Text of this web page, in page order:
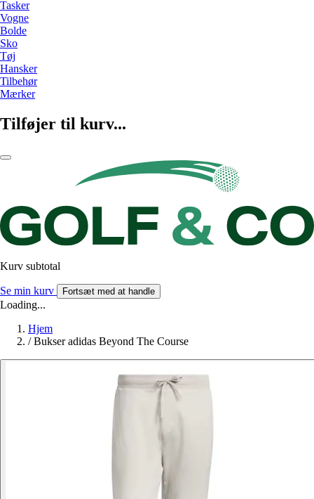
Tasker
Vogne
Bolde
Sko
Tøj
Hansker
Tilbehør
Mærker
Tilføjer til kurv...
Kurv subtotal
Se min kurv Fortsæt med at handle
Loading...
Hjem
/ Bukser adidas Beyond The Course